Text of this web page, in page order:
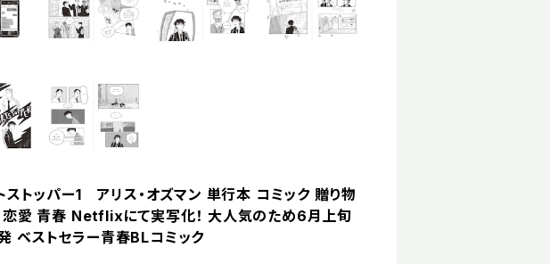
トッパー1 アリス・オズマン 単行本 コミック 贈り物
愛 青春 Netflixにて実写化！ 大人気のため6月上旬
ベストセラー青春BLコミック